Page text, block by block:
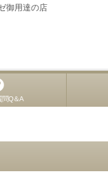
御用達の店
問Q＆A